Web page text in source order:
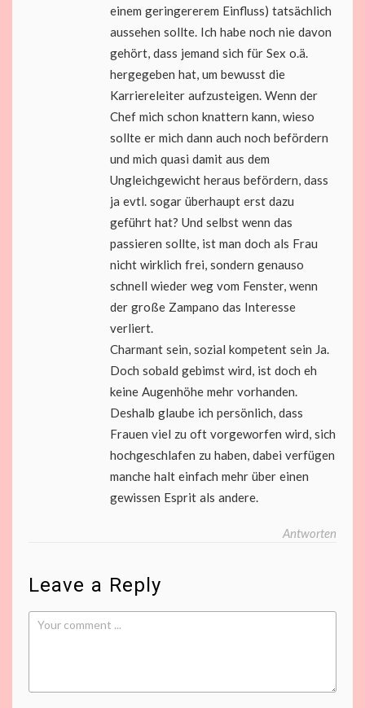
einem geringererem Einfluss) tatsächlich
aussehen sollte. Ich habe noch nie davon
gehört, dass jemand sich für Sex o.ä.
hergegeben hat, um bewusst die
Karriereleiter aufzusteigen. Wenn der
Chef mich schon knattern kann, wieso
sollte er mich dann auch noch befördern
und mich quasi damit aus dem
Ungleichgewicht heraus befördern, dass
ja evtl. sogar überhaupt erst dazu
geführt hat? Und selbst wenn das
passieren sollte, ist man doch als Frau
nicht wirklich frei, sondern genauso
schnell wieder weg vom Fenster, wenn
der große Zampano das Interesse
verliert.
Charmant sein, sozial kompetent sein Ja.
Doch sobald gebimst wird, ist doch eh
keine Augenhöhe mehr vorhanden.
Deshalb glaube ich persönlich, dass
Frauen viel zu oft vorgeworfen wird, sich
hochgeschlafen zu haben, dabei verfügen
manche halt einfach mehr über einen
gewissen Esprit als andere.
Antworten
Leave a Reply